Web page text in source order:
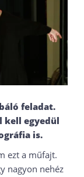
feladat.
kell egyedül
is.
ezt a műfajt.
nagyon nehéz